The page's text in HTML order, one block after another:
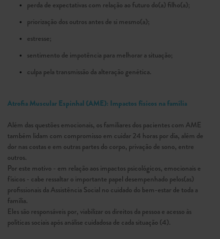
perda de expectativas com relação ao futuro do(a) filho(a);
priorização dos outros antes de si mesmo(a);
estresse;
sen­timento de impotência para melhorar a situação;
culpa pela transmissão da alteração genética.
Atrofia Muscular Espinhal (AME): Impactos físicos na família
Além das questões emocionais, os familiares dos pacientes com AME
também lidam com compromisso em cuidar 24 horas por día, além de
dor nas costas e em outras partes do corpo, privação de sono, entre
outros.
Por este motivo - em relação aos impactos psicológicos, emocionais e
físicos - cabe ressaltar o importante papel desempenhado pelos(as)
profissionais da Assistência Social no cuidado do bem-estar de toda a
família.
Eles são responsáveis por, viabilizar os direitos da pessoa e acesso às
políticas sociais após análise cuidadosa de cada situação (4).